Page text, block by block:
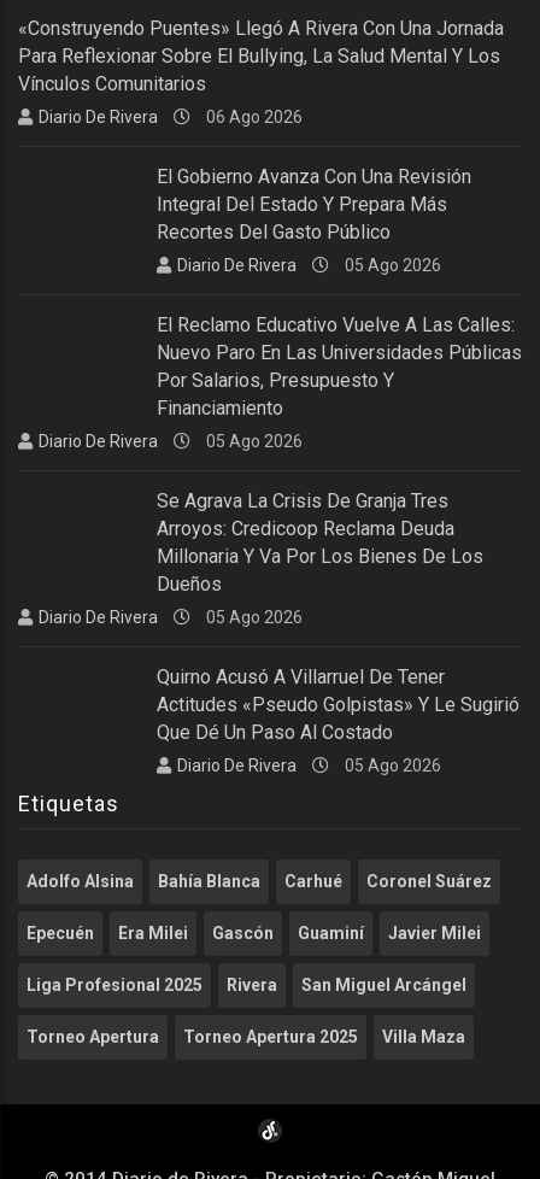
«Construyendo Puentes» Llegó A Rivera Con Una Jornada
Para Reflexionar Sobre El Bullying, La Salud Mental Y Los
Vínculos Comunitarios
Diario De Rivera 06 Ago 2026
El Gobierno Avanza Con Una Revisión
Integral Del Estado Y Prepara Más
Recortes Del Gasto Público
Diario De Rivera 05 Ago 2026
El Reclamo Educativo Vuelve A Las Calles:
Nuevo Paro En Las Universidades Públicas
Por Salarios, Presupuesto Y
Financiamiento
Diario De Rivera 05 Ago 2026
Se Agrava La Crisis De Granja Tres
Arroyos: Credicoop Reclama Deuda
Millonaria Y Va Por Los Bienes De Los
Dueños
Diario De Rivera 05 Ago 2026
Quirno Acusó A Villarruel De Tener
Actitudes «pseudo Golpistas» Y Le Sugirió
Que Dé Un Paso Al Costado
Diario De Rivera 05 Ago 2026
Etiquetas
Adolfo Alsina Bahía Blanca Carhué Coronel Suárez
Epecuén Era Milei Gascón Guaminí Javier Milei
Liga Profesional 2025 Rivera San Miguel Arcángel
Torneo Apertura Torneo Apertura 2025 Villa Maza